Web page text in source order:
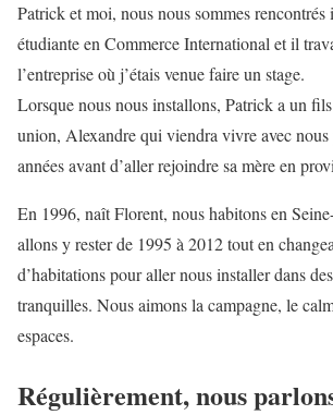
Patrick et moi, nous nous sommes rencontrés
étudiante en Commerce International et il
l’entreprise où j’étais venue faire un stage.
Lorsque nous nous installons, Patrick a un
union, Alexandre qui viendra vivre avec nous
années avant d’aller rejoindre sa mère en
En 1996, naît Florent, nous habitons en
allons y rester de 1995 à 2012 tout en
d’habitations pour aller nous installer dans
tranquilles. Nous aimons la campagne, le
espaces.
Régulièrement, nous